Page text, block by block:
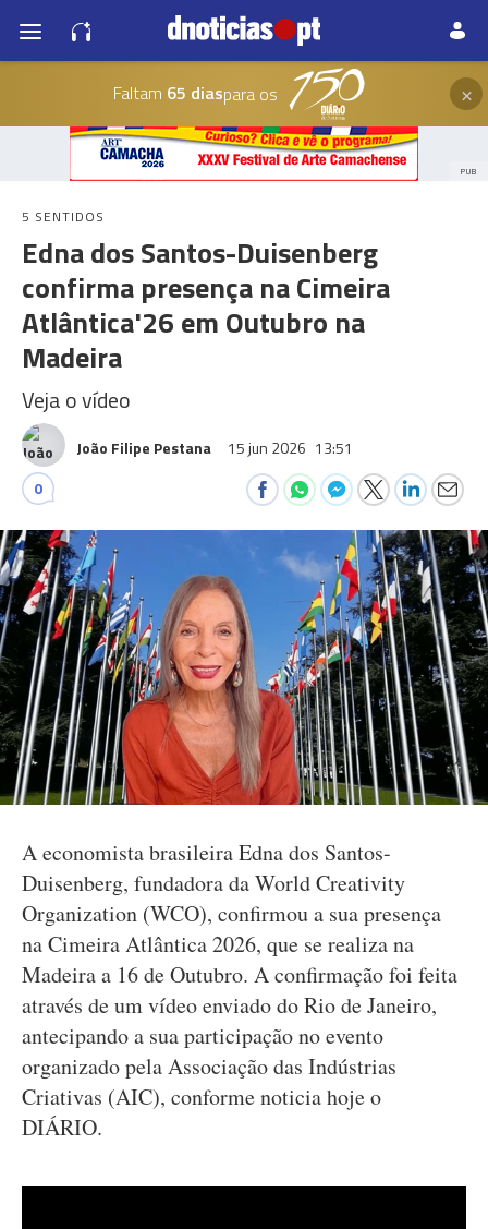
Faltam 65 diaspara os ×
PUB
5 SENTIDOS
Edna dos Santos-Duisenberg
confirma presença na Cimeira
Atlântica'26 em Outubro na
Madeira
Veja o vídeo
João Filipe Pestana 15 jun 2026 13:51
0
A economista brasileira Edna dos Santos-
Duisenberg, fundadora da World Creativity
Organization (WCO), confirmou a sua presença
na Cimeira Atlântica 2026, que se realiza na
Madeira a 16 de Outubro. A confirmação foi feita
através de um vídeo enviado do Rio de Janeiro,
antecipando a sua participação no evento
organizado pela Associação das Indústrias
Criativas (AIC), conforme noticia hoje o
DIÁRIO.